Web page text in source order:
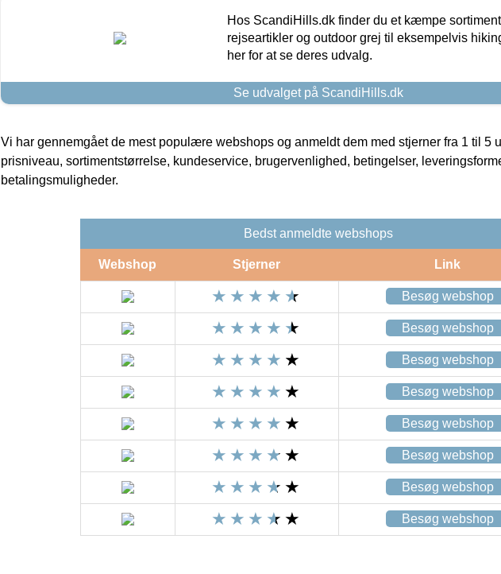
Hos ScandiHills.dk finder du et kæmpe
rejseartikler og outdoor grej til eksempelvis
her for at se deres udvalg.
Se udvalget på ScandiHills.dk
Vi har gennemgået de mest populære webshops og anmeldt dem med stjerner fra 1 til 5
prisniveau, sortimentstørrelse, kundeservice, brugervenlighed, betingelser,
betalingsmuligheder.
Bedst anmeldte webshops
Webshop Stjerner Link
Besøg webshop
Besøg webshop
Besøg webshop
Besøg webshop
Besøg webshop
Besøg webshop
Besøg webshop
Besøg webshop